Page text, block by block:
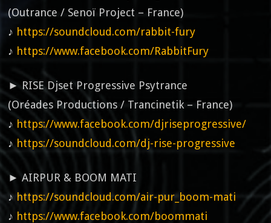
(Outrance / Senoï Project – France)
♪ https://soundcloud.com/rabbit-fury
♪ https://www.facebook.com/RabbitFury
► RISE Djset Progressive Psytrance
(Oréades Productions / Trancinetik – France)
♪ https://www.facebook.com/djriseprogressive/
♪ https://soundcloud.com/dj-rise-progressive
► AIRPUR & BOOM MATI
♪ https://soundcloud.com/air-pur_boom-mati
♪ https://www.facebook.com/boommati